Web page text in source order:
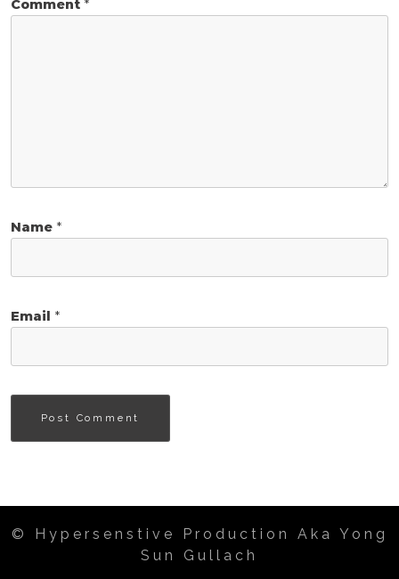
Comment *
Name *
Email *
© Hypersenstive Production Aka Yong
Sun Gullach